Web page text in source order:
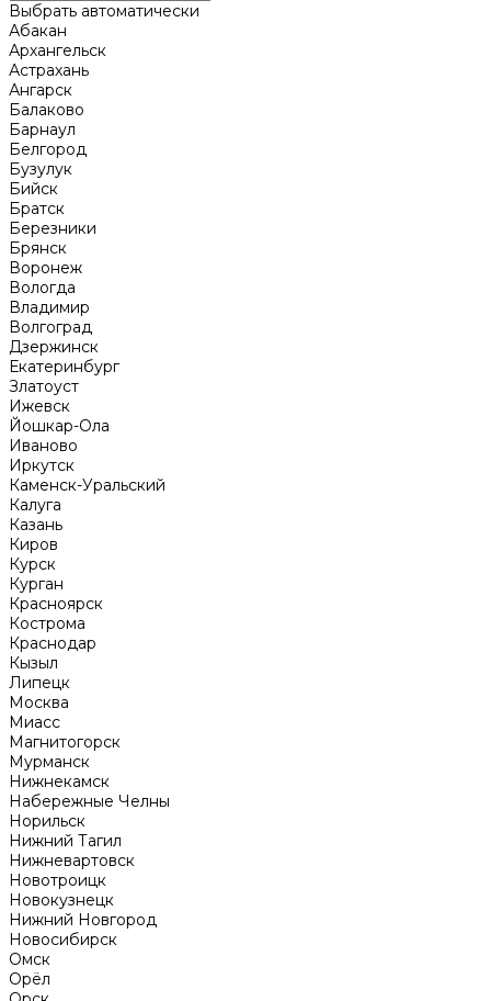
Выбрать автоматически
Абакан
Архангельск
Астрахань
Ангарск
Балаково
Барнаул
Белгород
Бузулук
Бийск
Братск
Березники
Брянск
Воронеж
Вологда
Владимир
Волгоград
Дзержинск
Екатеринбург
Златоуст
Ижевск
Йошкар-Ола
Иваново
Иркутск
Каменск-Уральский
Калуга
Казань
Киров
Курск
Курган
Красноярск
Кострома
Краснодар
Кызыл
Липецк
Москва
Миасс
Магнитогорск
Мурманск
Нижнекамск
Набережные Челны
Норильск
Нижний Тагил
Нижневартовск
Новотроицк
Новокузнецк
Нижний Новгород
Новосибирск
Омск
Орёл